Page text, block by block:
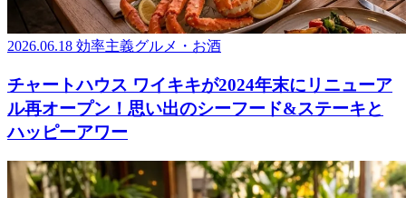
2026.06.18 効率主義グルメ・お酒
チャートハウス ワイキキが2024年末にリニューア
ル再オープン！思い出のシーフード&ステーキと
ハッピーアワー